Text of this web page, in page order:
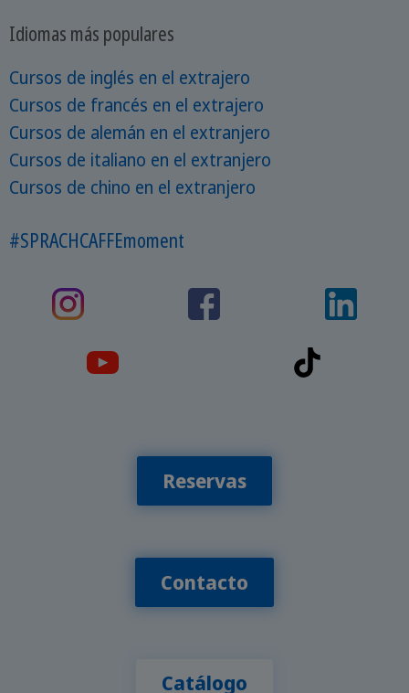
Idiomas más populares
Cursos de inglés en el extrajero
Cursos de francés en el extrajero
Cursos de alemán en el extranjero
Cursos de italiano en el extranjero
Cursos de chino en el extranjero
#SPRACHCAFFEmoment
Reservas
Contacto
Catálogo